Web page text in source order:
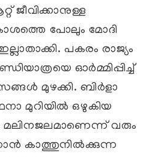
ജീവിക്കാനുള്ള
പോലും മോദി
പകരം രാജ്യം
ഓര്‍മ്മിപ്പിച്ച്
മുഴക്കി. ബിര്‍ളാ
മുറിയില്‍ ഒഴുകിയ
മലിനജലമാണെന്ന് വരും
കാത്തുനില്‍ക്കുന്ന